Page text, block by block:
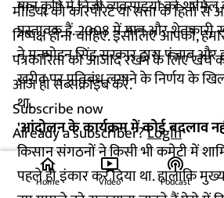
मीडिया को कॉरपोरेट या सत्ता के हितों
निष्पक्ष होना चाहिए. इसीलिए आपको,
पत्रकारिता को आजाद रखने के लिए
आज ही सब्सक्राइब करें.
Subscribe now
Already a subscriber?Login
मान कृषि में निजी व्यवसाइयों को
प्रस्तावक हैं. 2008 में मान और
ने मनमोहन सिंह सरकार द्वारा पंजाब
खरीद पर प्रतिबंध लगाने के निर्णय के
था.
'आंदोलन के कार्यक्रम में कोई बदलाव
किसान संगठनों ने किसी भी कमेटी में
पहले ही इंकार कर दिया था. हालांकि
home
Home
ondemand_video
Video
podcasts
Podcast